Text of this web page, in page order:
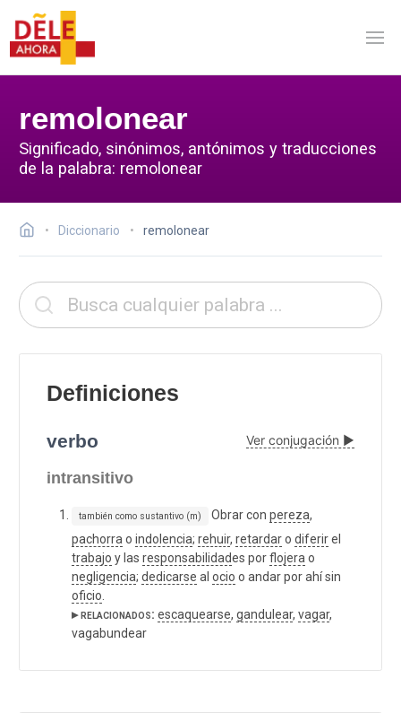
remolonear
Significado, sinónimos, antónimos y traducciones
de la palabra: remolonear
Diccionario remolonear
Definiciones
verbo Ver conjugación ▶
intransitivo
también como sustantivo (m) Obrar con pereza,
pachorra o indolencia; rehuir, retardaro diferirel
trabajo y las responsabilidades porflojera o
negligencia; dedicarse al ocio o andar por ahí sin
oficio
▸ relacionados: escaquearse, gandulear, vagar,
vagabundear